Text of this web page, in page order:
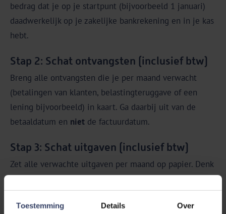
Toestemming Details Over
bedrag dat je op je startpunt (bijvoorbeeld 1 januari)
daadwerkelijk op je zakelijke bankrekening en in je kas
hebt.
Stap 2: Schat ontvangsten (inclusief btw)
Breng alle ontvangsten die je per maand verwacht
(betalingen van klanten, belastingteruggave of een
lening bijvoorbeeld) in kaart. Ga daarbij uit van de
betaaldatum en niet de factuurdatum.
Stap 3: Schat uitgaven (inclusief btw)
Zet alle verwachte uitgaven per maand op papier. Denk
daarbij aan: